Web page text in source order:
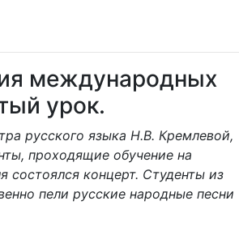
международных
урок.
русского языка Н.В. Кремлевой,
проходящие обучение на
состоялся концерт. Студенты из
пели русские народные песни